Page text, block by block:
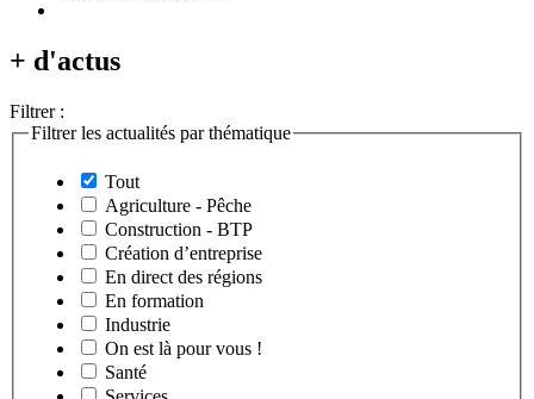
+ d'actus
Filtrer :
Filtrer les actualités par thématique
Tout
Agriculture - Pêche
Construction - BTP
Création d’entreprise
En direct des régions
En formation
Industrie
On est là pour vous !
Santé